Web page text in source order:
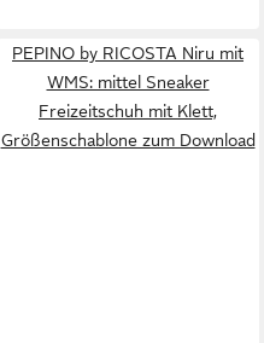
PEPINO by RICOSTA Niru mit
WMS: mittel Sneaker
Freizeitschuh mit Klett,
Größenschablone zum Download